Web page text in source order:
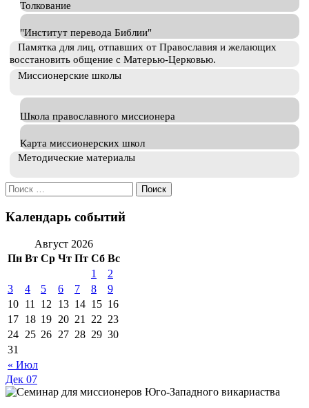
Толкование
"Институт перевода Библии"
Памятка для лиц, отпавших от Православия и желающих
восстановить общение с Матерью-Церковью.
Миссионерские школы
Школа православного миссионера
Карта миссионерских школ
Методические материалы
Искать:
Календарь событий
Август 2026
Пн Вт Ср Чт Пт Сб Вс
« Июл
1
2
3
4 5 6 7 8
9
10 11 12 13 14 15 16
17 18 19 20 21 22 23
24 25 26 27 28 29 30
31
Дек 07